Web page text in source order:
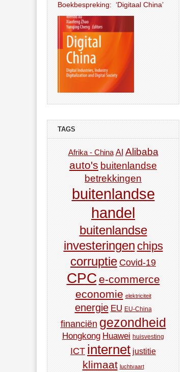
Boekbespreking: ‘Digitaal China’
TAGS
Afrika - China AI Alibaba
auto's buitenlandse
betrekkingen
buitenlandse
handel
buitenlandse
investeringen chips
corruptie Covid-19
CPC e-commerce
economie elektriciteit
energie EU EU-China
financiën gezondheid
Hongkong Huawei huisvesting
ICT internet justitie
klimaat luchtvaart